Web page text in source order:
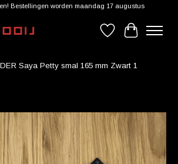
Bestellingen worden maandag 17 augustus
Verlanglijst
Saya Petty smal 165 mm Zwart 1
image slideshow Items